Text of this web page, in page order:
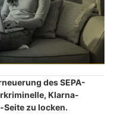
des SEPA-
Klarna-
zu locken.